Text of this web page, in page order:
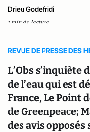
Drieu Godefridi
1 min de lecture
REVUE DE PRESSE DES
L’Obs s’inquiète
de l’eau qui est
France, Le Point
de Greenpeace;
des avis opposés